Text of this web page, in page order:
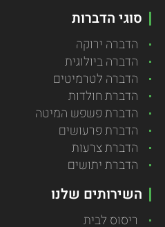
סוגי הדברות
הדברה ירוקה
הדברה ביולוגית
הדברה לטרמיטים
הדברת חולדות
הדברת פשפש המיטה
הדברת פרעושים
הדברת צרעות
הדברת יתושים
השירותים שלנו
ריסוס לבית